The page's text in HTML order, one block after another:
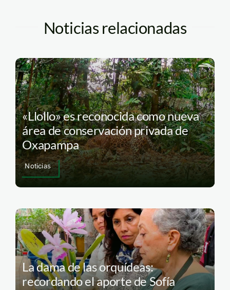
Noticias relacionadas
«Llollo» es reconocida como nueva
área de conservación privada de
Oxapampa
Noticias
La dama de las orquídeas:
recordando el aporte de Sofía